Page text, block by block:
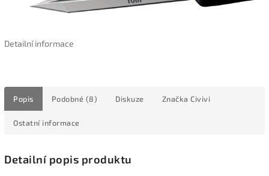
Detailní informace
Popis Podobné (8) Diskuze Značka Civivi
Ostatní informace
Detailní popis produktu